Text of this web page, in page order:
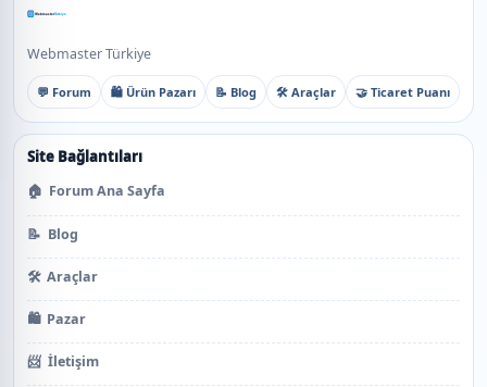
Webmaster Türkiye
💬 Forum 🛍️ Ürün Pazarı 📝 Blog 🛠️ Araçlar 🤝 Ticaret Puanı
Site Bağlantıları
🏠 Forum Ana Sayfa
📝 Blog
🛠️ Araçlar
🛍️ Pazar
📨 İletişim